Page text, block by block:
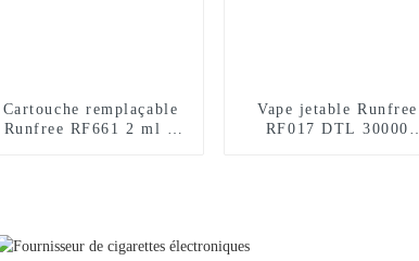
Cartouche remplaçable
Runfree RF661 2 ml +
Vape jetable Runfree
RF017 DTL 30000